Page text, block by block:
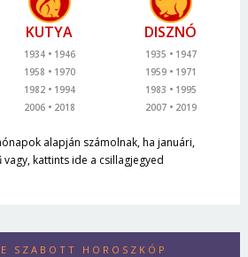
KUTYA
1934
1946
1958
1970
1982
1994
2006
2018
DISZNÓ
1935
1947
1959
1971
1983
1995
2007
2019
alapján számolnak, ha januári,
kattints ide a csillagjegyed
SZABOTT HOROSZKÓP